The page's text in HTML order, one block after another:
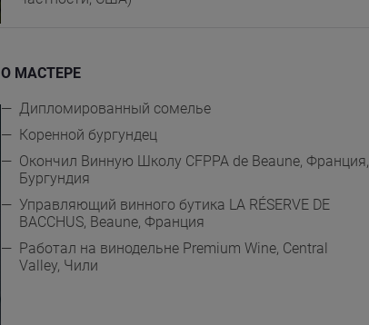
О МАСТЕРЕ
Дипломированный сомелье
Коренной бургундец
Окончил Винную Школу CFPPA de Beaune, Франция,
Бургундия
Управляющий винного бутика LA RÉSERVE DE
BACCHUS, Beaune, Франция
Работал на винодельне Premium Wine, Central
Valley, Чили